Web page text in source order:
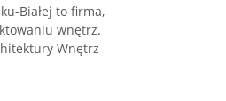
Białej to firma,
wnętrz.
Wnętrz